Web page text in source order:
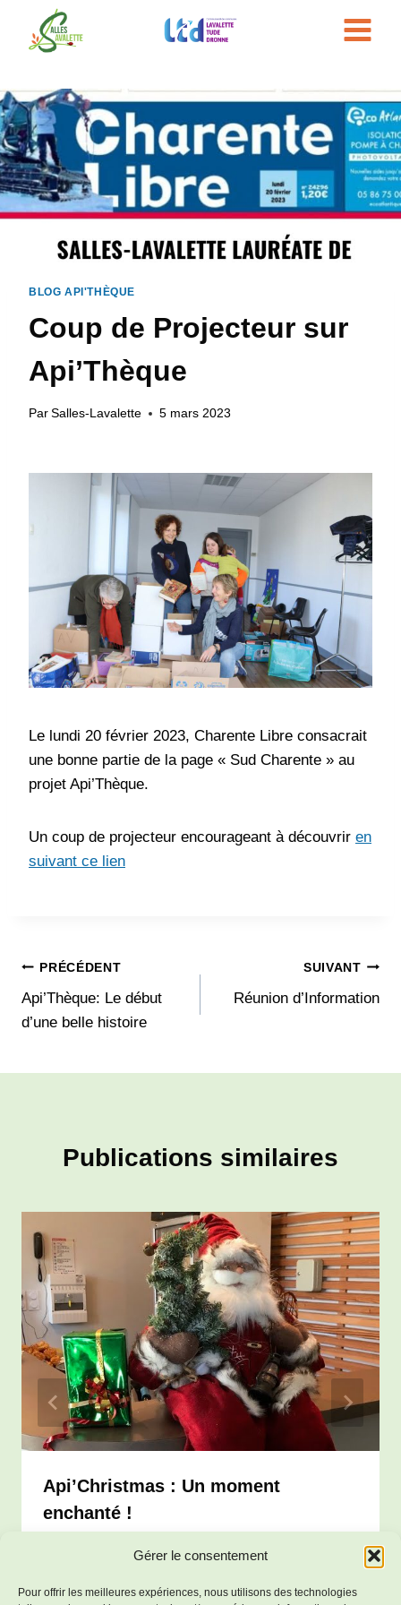
Gérer le consentement
Pour offrir les meilleures expériences, nous utilisons des technologies
BLOG API'THÈQUE
Coup de Projecteur sur
Api’Thèque
Par Salles-Lavalette 5 mars 2023
Le lundi 20 février 2023, Charente Libre consacrait
une bonne partie de la page « Sud Charente » au
projet Api’Thèque.
Un coup de projecteur encourageant à découvrir en
suivant ce lien
Navigation
de
PRÉCÉDENT
Api’Thèque: Le début
d’une belle histoire
SUIVANT
Réunion d’Information
Publications similaires
Api’Christmas : Un moment
enchanté !
Salles-Lavalette